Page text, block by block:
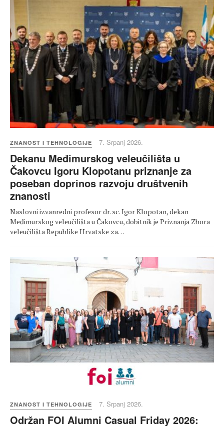
ZNANOST I TEHNOLOGIJE 7. Srpanj 2026.
Dekanu Međimurskog veleučilišta u
Čakovcu Igoru Klopotanu priznanje za
poseban doprinos razvoju društvenih
znanosti
Naslovni izvanredni profesor dr. sc. Igor Klopotan, dekan
Međimurskog veleučilišta u Čakovcu, dobitnik je Priznanja Zbora
veleučilišta Republike Hrvatske za…
ZNANOST I TEHNOLOGIJE 7. Srpanj 2026.
Održan FOI Alumni Casual Friday 2026: